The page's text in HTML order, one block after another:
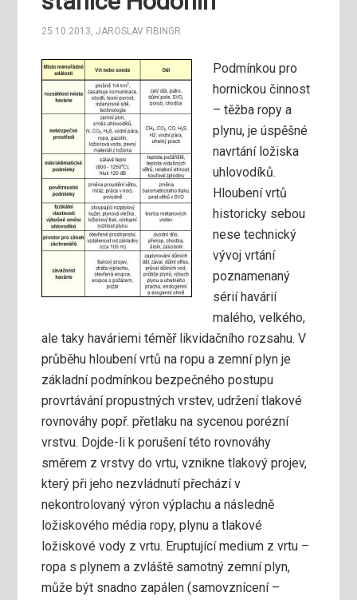
25.10.2013,JAROSLAV FIBINGR
Podmínkou pro
hornickou činnost
– těžba ropy a
plynu, je úspěšné
navrtání ložiska
uhlovodíků.
Hloubení vrtů
historicky sebou
nese technický
vývoj vrtání
poznamenaný
sérií havárií
malého, velkého,
ale taky haváriemi téměř likvidačního rozsahu. V
průběhu hloubení vrtů na ropu a zemní plyn je
základní podmínkou bezpečného postupu
provrtávání propustných vrstev, udržení tlakové
rovnováhy popř. přetlaku na sycenou porézní
vrstvu. Dojde-li k porušení této rovnováhy
směrem z vrstvy do vrtu, vznikne tlakový projev,
který při jeho nezvládnutí přechází v
nekontrolovaný výron výplachu a následně
ložiskového média ropy, plynu a tlakové
ložiskové vody z vrtu. Eruptující medium z vrtu –
ropa s plynem a zvláště samotný zemní plyn,
může být snadno zapálen (samovznícení –